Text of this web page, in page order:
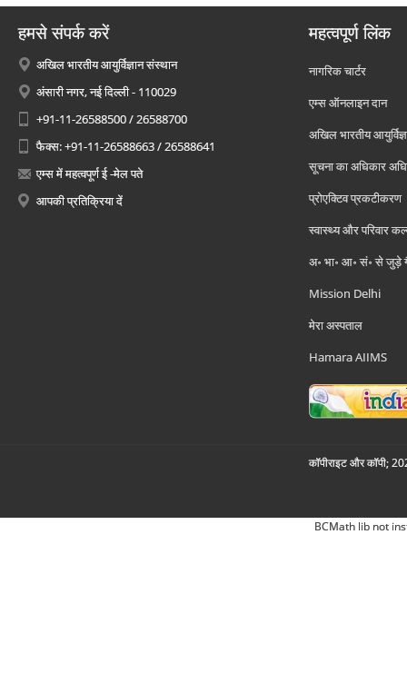
हमसे संपर्क करें
अखिल भारतीय आयुर्विज्ञान संस्थान
अंसारी नगर, नई दिल्ली - 110029
+91-11-26588500 / 26588700
फैक्स: +91-11-26588663 / 26588641
एम्स में महत्वपूर्ण ई -मेल पते
आपकी प्रतिक्रिया दें
महत्वपूर्ण लिंक
नागरिक चार्टर
एम्स ऑनलाइन दान
अखिल भारतीय
सूचना का अधिकार
प्रोएक्टिव प्रकटीकरण
स्वास्थ्य और परिवार
अ॰ भा॰ आ॰ सं॰ से जुड़े
Mission Delhi
मेरा अस्पताल
Hamara AIIMS
कॉपीराइट और कॉपी;
BCMath lib not